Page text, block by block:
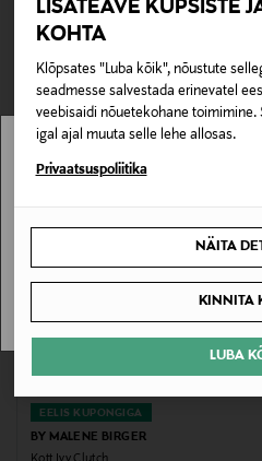
LISATEAVE KÜPSISTE
KOHTA
Klõpsates "Luba kõik", nõustute
seadmesse salvestada erinevatel
veebisaidi nõuetekohane toimimine.
igal ajal muuta selle lehe allosas.
Privaatsuspoliitika
NÄITA
KINNITA
LUBA
lukuga tasku ja ruumi
× 7 cm.
Tootenumber
175857096
Materjal
Hooldusjuhendid
Järgige hoolikalt hooldus- ja
BLACK
Tarnimine pakiautomaati või
0,00 € – 4,90 €
TEISED
VAATASID KA
EELIS KUPONGIGA
BY MALENE BIRGER
Stockmann pole Sinu
SAAN